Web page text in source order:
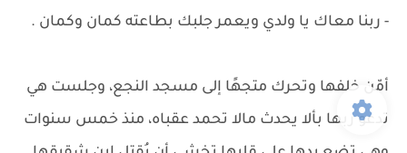
- ربنا معاك يا ولدي ويعمر جلبك بطاعته كمان وكمان .
أمّن خلفها وتحرك متجهًا إلى مسجد النجع، وجلست هي
تدعو ربها بألا يحدث مالا تحمد عقباه، منذ خمس سنوات